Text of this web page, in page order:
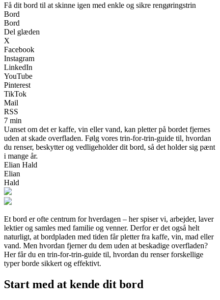
Få dit bord til at skinne igen med enkle og sikre rengøringstrin
Bord
Bord
Del glæden
X
Facebook
Instagram
LinkedIn
YouTube
Pinterest
TikTok
Mail
RSS
7 min
Uanset om det er kaffe, vin eller vand, kan pletter på bordet fjernes
uden at skade overfladen. Følg vores trin-for-trin-guide til, hvordan
du renser, beskytter og vedligeholder dit bord, så det holder sig pænt
i mange år.
Elian Hald
Elian
Hald
Et bord er ofte centrum for hverdagen – her spiser vi, arbejder, laver
lektier og samles med familie og venner. Derfor er det også helt
naturligt, at bordpladen med tiden får pletter fra kaffe, vin, mad eller
vand. Men hvordan fjerner du dem uden at beskadige overfladen?
Her får du en trin-for-trin-guide til, hvordan du renser forskellige
typer borde sikkert og effektivt.
Start med at kende dit bord